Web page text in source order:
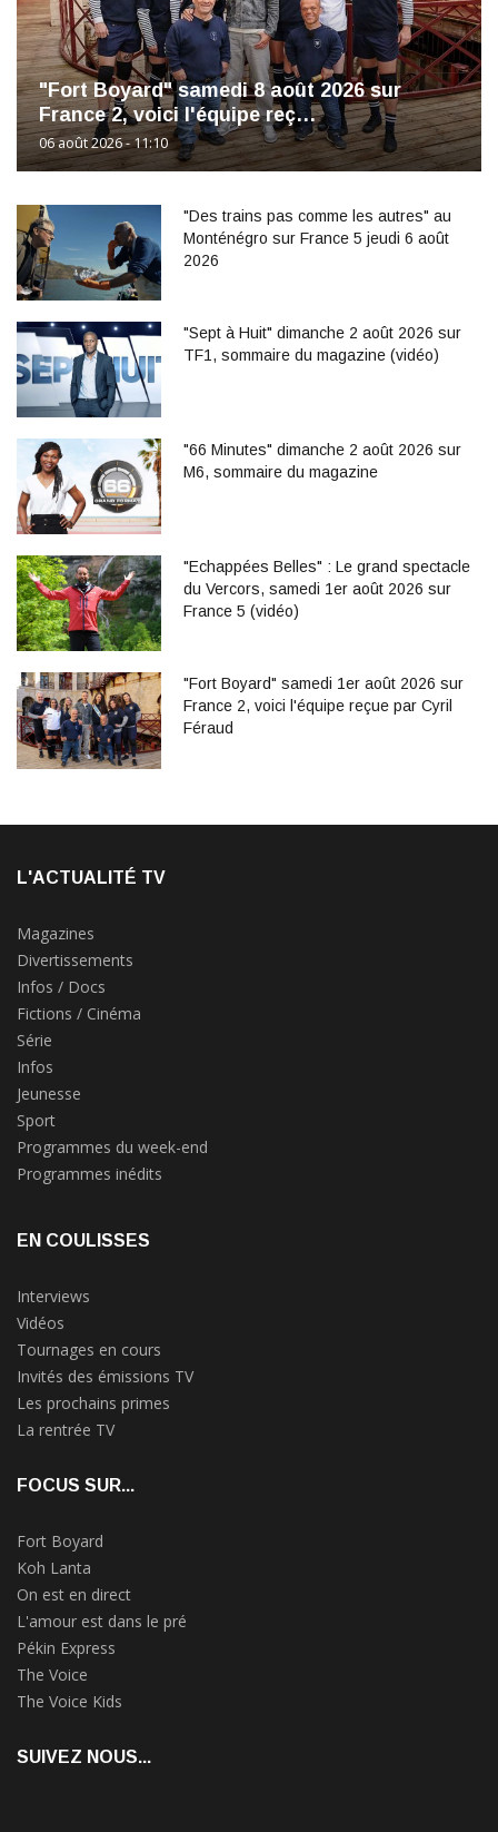
"Fort Boyard" samedi 8 août 2026 sur
France 2, voici l'équipe reç…
06 août 2026 - 11:10
"Des trains pas comme les autres" au
Monténégro sur France 5 jeudi 6 août
2026
"Sept à Huit" dimanche 2 août 2026 sur
TF1, sommaire du magazine (vidéo)
"66 Minutes" dimanche 2 août 2026 sur
M6, sommaire du magazine
"Echappées Belles" : Le grand spectacle
du Vercors, samedi 1er août 2026 sur
France 5 (vidéo)
"Fort Boyard" samedi 1er août 2026 sur
France 2, voici l'équipe reçue par Cyril
Féraud
L'ACTUALITÉ TV
Magazines
Divertissements
Infos / Docs
Fictions / Cinéma
Série
Infos
Jeunesse
Sport
Programmes du week-end
Programmes inédits
EN COULISSES
Interviews
Vidéos
Tournages en cours
Invités des émissions TV
Les prochains primes
La rentrée TV
FOCUS SUR...
Fort Boyard
Koh Lanta
On est en direct
L'amour est dans le pré
Pékin Express
The Voice
The Voice Kids
SUIVEZ NOUS...